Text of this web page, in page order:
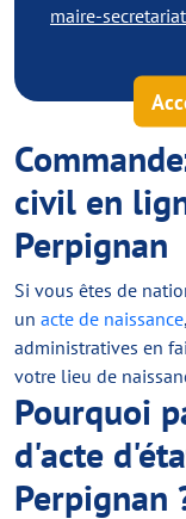
maire-
civil en
Perpignan
Si vous êtes de
un acte de naissance
administratives en
votre lieu de
Pourquoi
d'acte
Perpignan